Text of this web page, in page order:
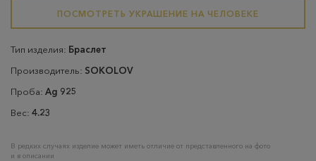
ПОСМОТРЕТЬ УКРАШЕНИЕ НА ЧЕЛОВЕКЕ
Тип изделия: Браслет
Производитель: SOKOLOV
Проба: Ag 925
Вес: 4.23
В редких случаях изделие может иметь отличие от представленного на фото
и в описании